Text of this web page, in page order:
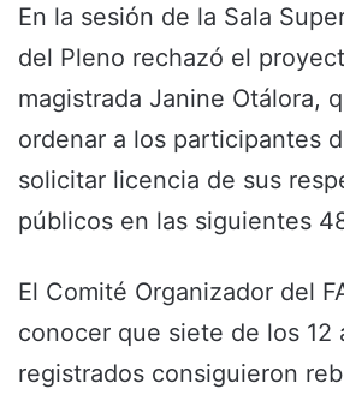
En la sesión de la Sala
del Pleno rechazó el
magistrada Janine Otálora,
ordenar a los participantes
solicitar licencia de sus
públicos en las siguientes
El Comité Organizador del
conocer que siete de los 12
registrados consiguieron